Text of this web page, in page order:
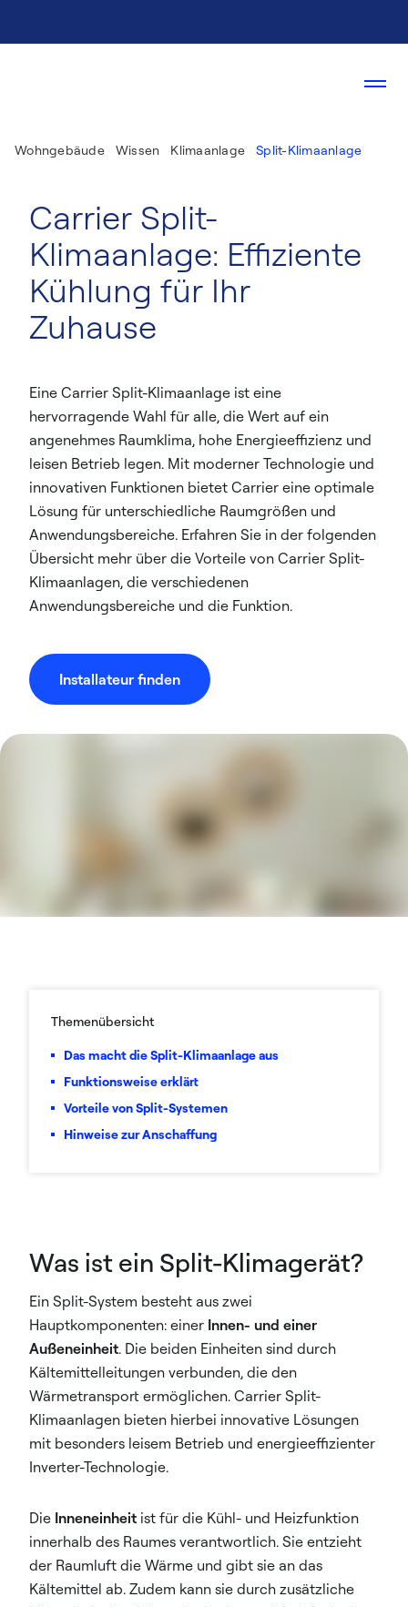
Wohngebäude Wissen Klimaanlage Split-Klimaanlage
Carrier Split-
Klimaanlage: Effiziente
Kühlung für Ihr
Zuhause
Eine Carrier Split-Klimaanlage ist eine
hervorragende Wahl für alle, die Wert auf ein
angenehmes Raumklima, hohe Energieeffizienz und
leisen Betrieb legen. Mit moderner Technologie und
innovativen Funktionen bietet Carrier eine optimale
Lösung für unterschiedliche Raumgrößen und
Anwendungsbereiche. Erfahren Sie in der folgenden
Übersicht mehr über die Vorteile von Carrier Split-
Klimaanlagen, die verschiedenen
Anwendungsbereiche und die Funktion.
Installateur finden
Themenübersicht
Das macht die Split-Klimaanlage aus
Funktionsweise erklärt
Vorteile von Split-Systemen
Hinweise zur Anschaffung
Was ist ein Split-Klimagerät?
Ein Split-System besteht aus zwei
Hauptkomponenten: einer Innen- und einer
Außeneinheit. Die beiden Einheiten sind durch
Kältemittelleitungen verbunden, die den
Wärmetransport ermöglichen. Carrier Split-
Klimaanlagen bieten hierbei innovative Lösungen
mit besonders leisem Betrieb und energieeffizienter
Inverter-Technologie.
Die Inneneinheit ist für die Kühl- und Heizfunktion
innerhalb des Raumes verantwortlich. Sie entzieht
der Raumluft die Wärme und gibt sie an das
Kältemittel ab. Zudem kann sie durch zusätzliche